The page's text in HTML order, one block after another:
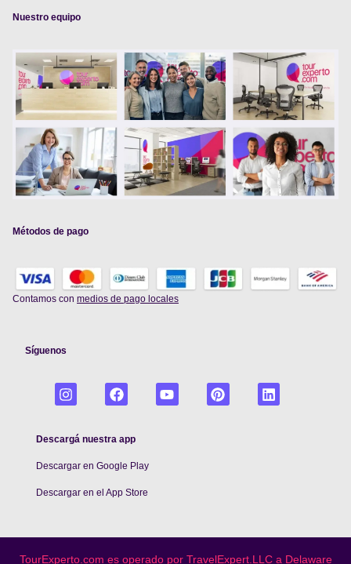
Nuestro equipo
Métodos de pago
Contamos con medios de pago locales
Síguenos
Descargá nuestra app
Descargar en Google Play
Descargar en el App Store
TourExperto.com es operado por TravelExpert.LLC a Delaware